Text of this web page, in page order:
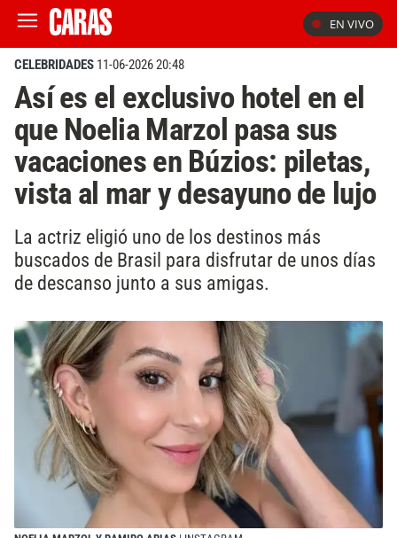
EN VIVO
CELEBRIDADES 11-06-2026 20:48
Así es el exclusivo hotel en el
que Noelia Marzol pasa sus
vacaciones en Búzios: piletas,
vista al mar y desayuno de lujo
La actriz eligió uno de los destinos más
buscados de Brasil para disfrutar de unos días
de descanso junto a sus amigas.